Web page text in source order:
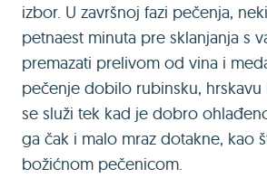
izbor. U završnoj fazi pečenja,
petnaest minuta pre sklanjanja s
premazati prelivom od vina i
pečenje dobilo rubinsku, hrskavu
se služi tek kad je dobro
ga čak i malo mraz dotakne, kao
božićnom pečenicom.